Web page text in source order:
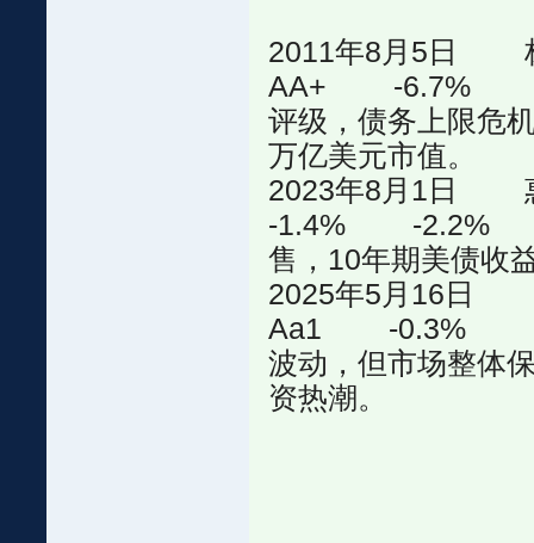
2011年8月5
AA+ -6.7% -
评级，债务上限危
万亿美元市值。
2023年8月1
-1.4% -2.2% -
售，10年期美债收
2025年5月16
Aa1 -0.3% -
波动，但市场整体
资热潮。